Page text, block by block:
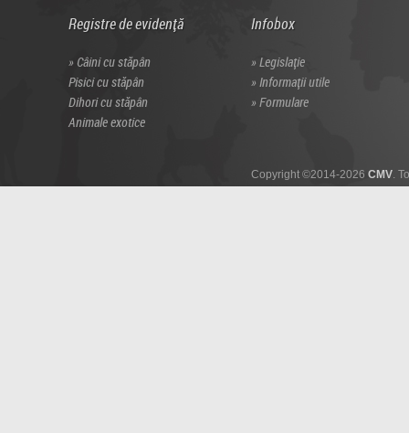
Registre de evidență
Câini cu stăpân
Pisici cu stăpân
Dihori cu stăpân
Animale exotice
Infobox
Legislație
Informații utile
Formulare
Copyright ©2014-2026 CMV.